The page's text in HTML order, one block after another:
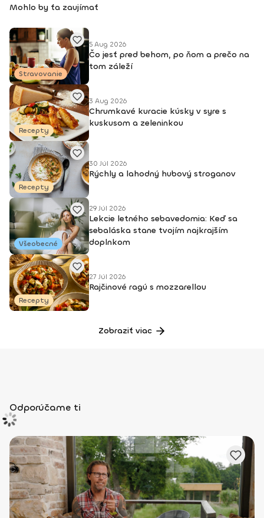
Mohlo by ťa zaujímať
Stravovanie
5 Aug 2026
Čo jesť pred behom, po ňom a prečo na
tom záleží
Recepty
3 Aug 2026
Chrumkavé kuracie kúsky v syre s
kuskusom a zeleninkou
Recepty
30 Júl 2026
Rýchly a lahodný hubový stroganov
Všeobecné
29 Júl 2026
Lekcie letného sebavedomia: Keď sa
sebaláska stane tvojím najkrajším
doplnkom
Recepty
27 Júl 2026
Rajčinové ragú s mozzarellou
Zobraziť viac
Odporúčame ti